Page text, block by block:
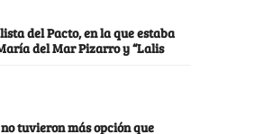
del Pacto, en la que estaba
del Mar Pizarro y “Lalis
tuvieron más opción que